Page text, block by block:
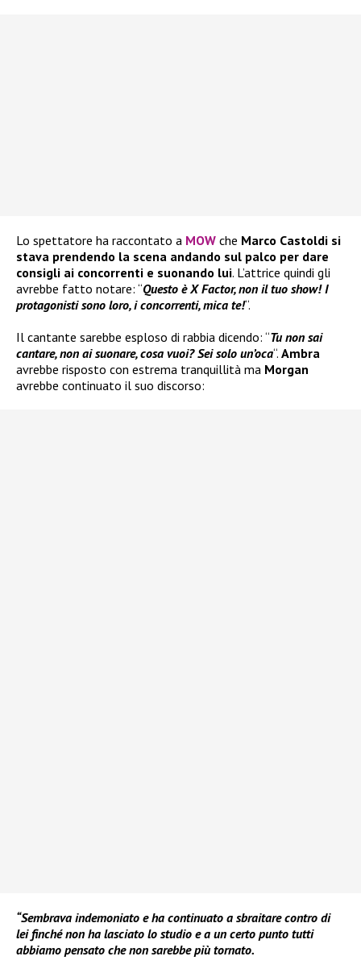
Lo spettatore ha raccontato a MOW che Marco Castoldi si
stava prendendo la scena andando sul palco per dare
consigli ai concorrenti e suonando lui. L’attrice quindi gli
avrebbe fatto notare: “Questo è X Factor, non il tuo show! I
protagonisti sono loro, i concorrenti, mica te!“.
Il cantante sarebbe esploso di rabbia dicendo: “Tu non sai
cantare, non ai suonare, cosa vuoi? Sei solo un’oca“. Ambra
avrebbe risposto con estrema tranquillità ma Morgan
avrebbe continuato il suo discorso:
“Sembrava indemoniato e ha continuato a sbraitare contro di
lei finché non ha lasciato lo studio e a un certo punto tutti
abbiamo pensato che non sarebbe più tornato.